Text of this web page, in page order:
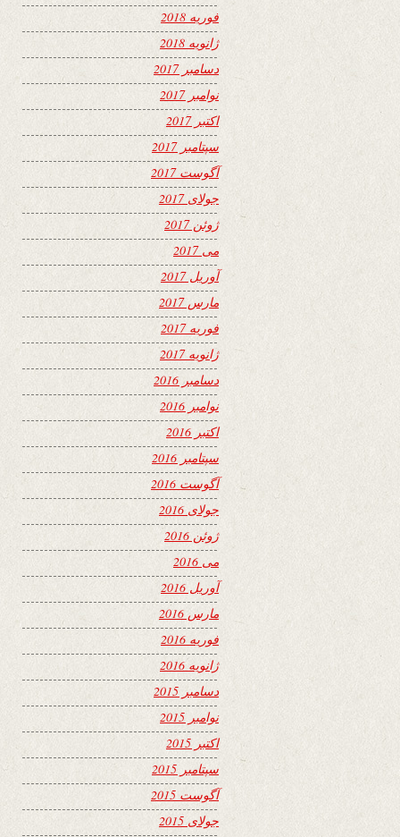
فوریه 2018
ژانویه 2018
دسامبر 2017
نوامبر 2017
اکتبر 2017
سپتامبر 2017
آگوست 2017
جولای 2017
ژوئن 2017
می 2017
آوریل 2017
مارس 2017
فوریه 2017
ژانویه 2017
دسامبر 2016
نوامبر 2016
اکتبر 2016
سپتامبر 2016
آگوست 2016
جولای 2016
ژوئن 2016
می 2016
آوریل 2016
مارس 2016
فوریه 2016
ژانویه 2016
دسامبر 2015
نوامبر 2015
اکتبر 2015
سپتامبر 2015
آگوست 2015
جولای 2015